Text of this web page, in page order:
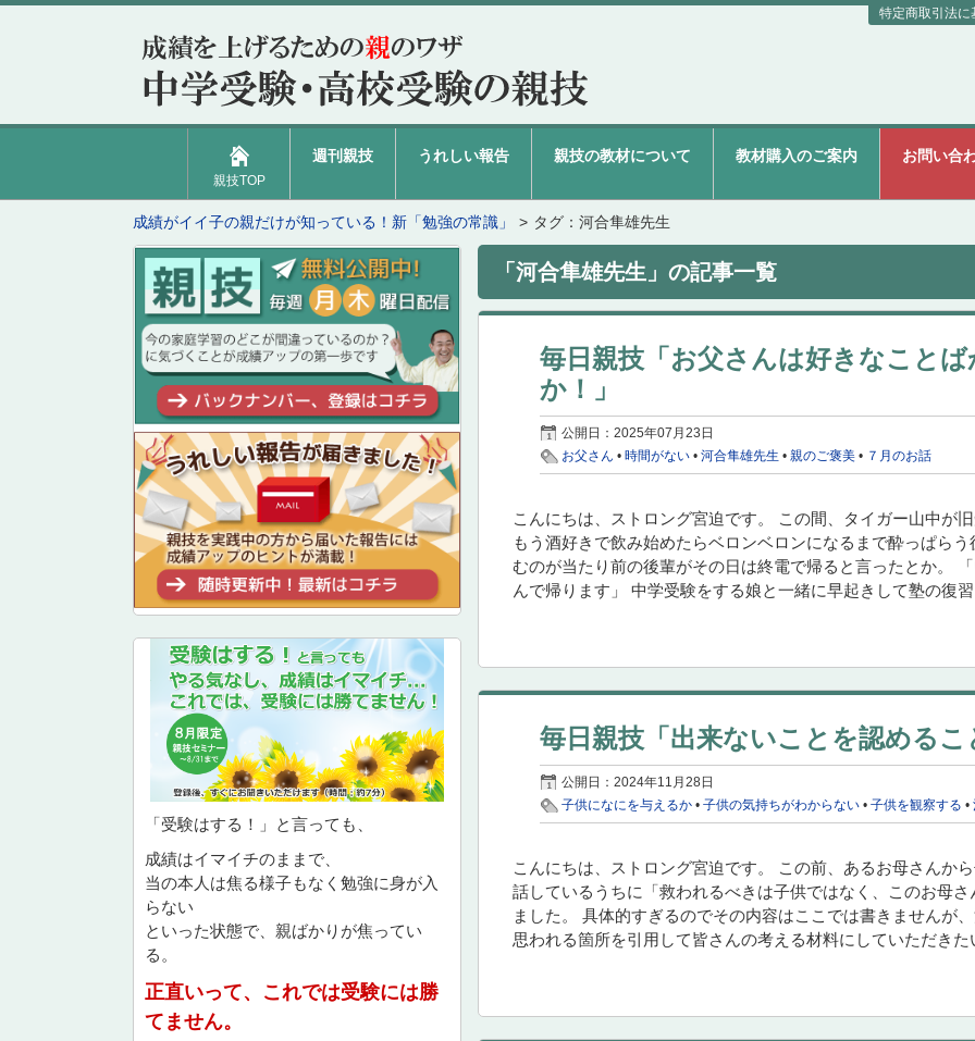
特定商取引法に
親技TOP
週刊親技 うれしい報告 親技の教材について 教材購入のご案内 お問い合
成績がイイ子の親だけが知っている！新「勉強の常識」 タグ：河合隼雄先生
「河合隼雄先生」の記事一覧
毎日親技「お父さんは好きなこと
か！」
公開日：2025年07月23日
お父さん •時間がない •河合隼雄先生 •親のご褒美 • ７月のお話
こんにちは、ストロング宮迫です。 この間、タイガー山中が
もう酒好きで飲み始めたらベロンベロンになるまで酔っぱら
むのが当たり前の後輩がその日は終電で帰ると言ったとか。
んで帰ります」 中学受験をする娘と一緒に早起きして塾の復
毎日親技「出来ないことを認めるこ
公開日：2024年11月28日
子供になにを与えるか •子供の気持ちがわからない •子供を観察する •
こんにちは、ストロング宮迫です。 この前、あるお母さんか
話しているうちに「救われるべきは子供ではなく、このお母
ました。 具体的すぎるのでその内容はここでは書きませんが
思われる箇所を引用して皆さんの考える材料にしていただき
「受験はする！」と言っても、
成績はイマイチのままで、
当の本人は焦る様子もなく勉強に身が入
らない
といった状態で、親ばかりが焦ってい
る。
正直いって、これでは受験には勝
てません。